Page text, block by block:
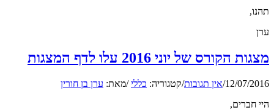
תהנו,
ערן
מצגות הקורס של יוני 2016 עלו לדף המצגות
12/07/2016
/אין תגובות/קטגוריה: כללי /מאת: ערן בן חורין
היי חברים,